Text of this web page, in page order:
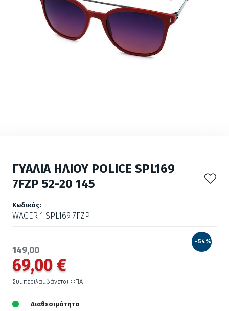
ΓΥΑΛΙΑ ΗΛΙΟΥ POLICE SPL169
7FZP 52-20 145
Κωδικός:
WAGER 1 SPL169 7FZP
149,00
69,00 €
-54%
Συμπεριλαμβάνεται ΦΠΑ
Διαθεσιμότητα